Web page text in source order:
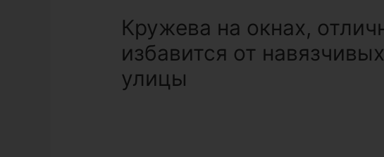
Кружева на окнах,
избавится от
улицы